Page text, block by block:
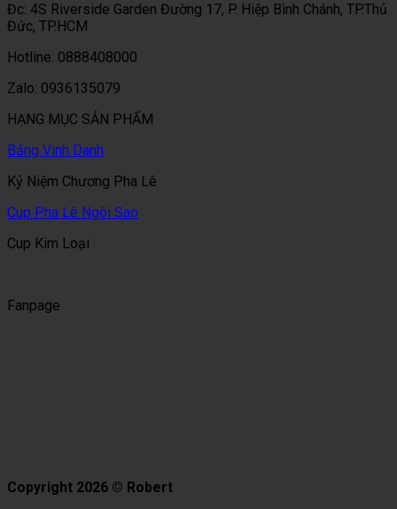
Đc: 4S Riverside Garden Đường 17, P. Hiệp Bình Chánh, TP.Thủ
Đức, TP.HCM
Hotline: 0888408000
Zalo: 0936135079
HẠNG MỤC SẢN PHẨM
Bảng Vinh Danh
Kỷ Niệm Chương Pha Lê
Cup Pha Lê Ngôi Sao
Cup Kim Loại
Fanpage
Copyright 2026 © Robert